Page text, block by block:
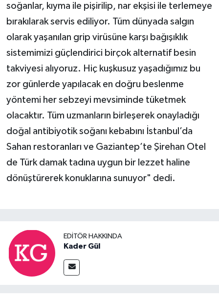
soğanlar, kıyma ile pişirilip, nar ekşisi ile terlemeye
bırakılarak servis ediliyor. Tüm dünyada salgın
olarak yaşanılan grip virüsüne karşı bağışıklık
sistemimizi güçlendirici birçok alternatif besin
takviyesi alıyoruz. Hiç kuşkusuz yaşadığımız bu
zor günlerde yapılacak en doğru beslenme
yöntemi her sebzeyi mevsiminde tüketmek
olacaktır. Tüm uzmanların birleşerek onayladığı
doğal antibiyotik soğanı kebabını İstanbul’da
Sahan restoranları ve Gaziantep’te Şirehan Otel
de Türk damak tadına uygun bir lezzet haline
dönüştürerek konuklarına sunuyor" dedi.
EDITÖR HAKKINDA
Kader Gül